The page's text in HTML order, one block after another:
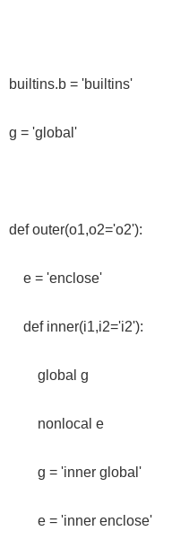
builtins.b = 'builtins'
g = 'global'
def outer(o1,o2='o2'):
e = 'enclose'
def inner(i1,i2='i2'):
global g
nonlocal e
g = 'inner global'
e = 'inner enclose'